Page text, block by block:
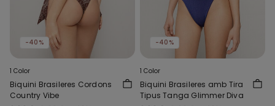
-40%
1 Color
Biquini Brasileres Cordons
Country Vibe
-40%
1 Color
Biquini Brasileres amb Tira
Tipus Tanga Glimmer Diva